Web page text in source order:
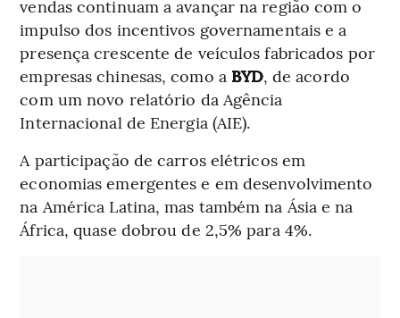
vendas continuam a avançar na região com o
impulso dos incentivos governamentais e a
presença crescente de veículos fabricados por
empresas chinesas, como a BYD, de acordo
com um novo relatório da Agência
Internacional de Energia (AIE).
A participação de carros elétricos em
economias emergentes e em desenvolvimento
na América Latina, mas também na Ásia e na
África, quase dobrou de 2,5% para 4%.